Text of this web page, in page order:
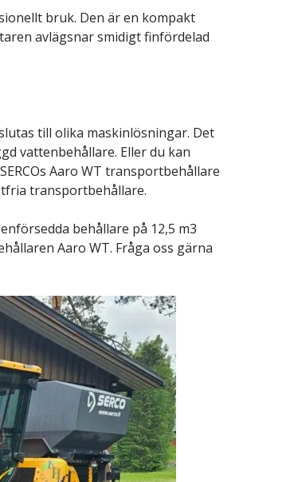
bruk. Den är en kompakt
avlägsnar smidigt finfördelad
till olika maskinlösningar. Det
vattenbehållare. Eller du kan
Aaro WT transportbehållare
transportbehållare.
behållare på 12,5 m3
Aaro WT. Fråga oss gärna